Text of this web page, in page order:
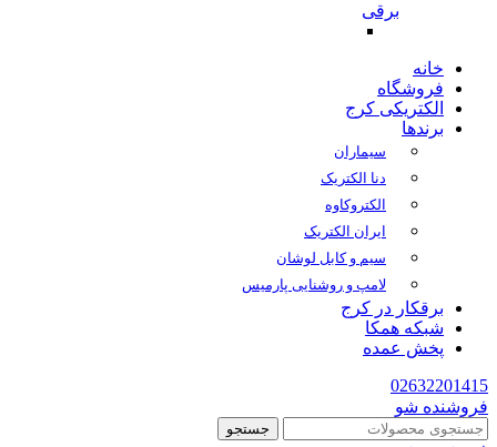
برقی
خانه
فروشگاه
الکتریکی کرج
برندها
سیماران
دنا الکتریک
الکتروکاوه
ایران الکتریک
سیم و کابل لوشان
لامپ و روشنایی پارمیس
برقکار در کرج
شبکه همکا
پخش عمده
02632201415
فروشنده شو
جستجو